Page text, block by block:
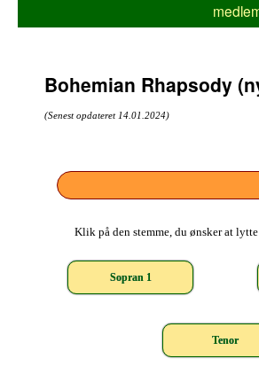
Bohemian Rhapsody
(Senest opdateret 14.01.2024)
Klik på den stemme, du ønsker at
Sopran 1
Tenor